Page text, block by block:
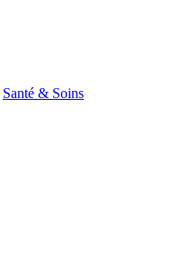
Santé & Soins